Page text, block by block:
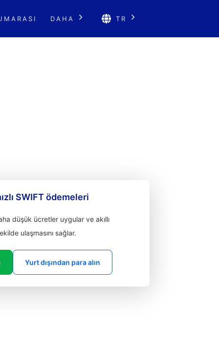
DAHA TR
SWIFT ödemeleri
düşük ücretler uygular ve akıllı
ulaşmasını sağlar.
Yurt dışından para alın